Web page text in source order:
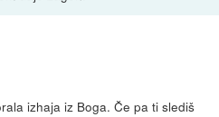
izhaja iz Boga. Če pa ti slediš